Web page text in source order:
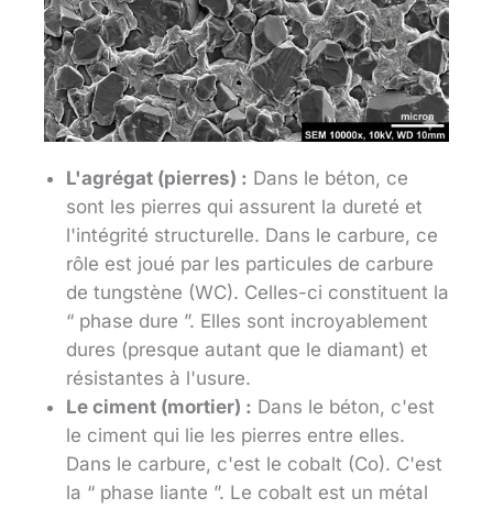
L'agrégat (pierres) : Dans le béton, ce
sont les pierres qui assurent la dureté et
l'intégrité structurelle. Dans le carbure, ce
rôle est joué par les particules de carbure
de tungstène (WC). Celles-ci constituent la
“ phase dure ”. Elles sont incroyablement
dures (presque autant que le diamant) et
résistantes à l'usure.
Le ciment (mortier) : Dans le béton, c'est
le ciment qui lie les pierres entre elles.
Dans le carbure, c'est le cobalt (Co). C'est
la “ phase liante ”. Le cobalt est un métal